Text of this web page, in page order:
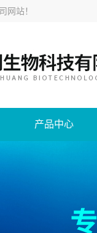
网站！
产品中心